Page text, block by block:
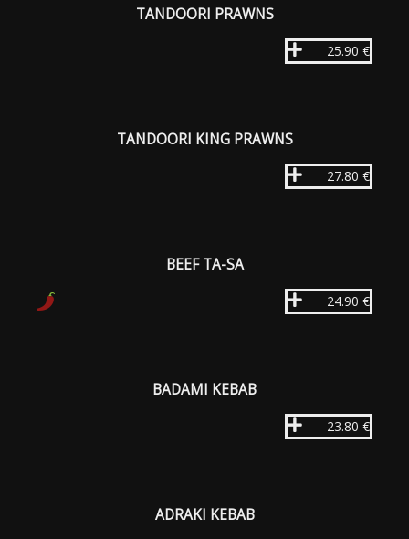
TANDOORI PRAWNS
25.90 €
TANDOORI KING PRAWNS
27.80 €
BEEF TA-SA
24.90 €
BADAMI KEBAB
23.80 €
ADRAKI KEBAB